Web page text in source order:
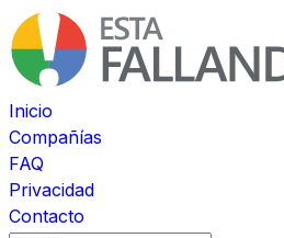
Inicio
Compañías
FAQ
Privacidad
Contacto